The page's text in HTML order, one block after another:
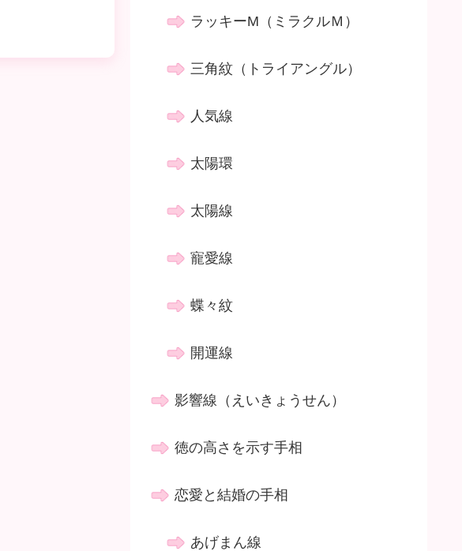
ラッキーM（ミラクルＭ）
三角紋（トライアングル）
人気線
太陽環
太陽線
寵愛線
蝶々紋
開運線
影響線（えいきょうせん）
徳の高さを示す手相
恋愛と結婚の手相
あげまん線